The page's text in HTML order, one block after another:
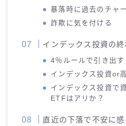
暴落時に過去のチャ
詐欺に気を付ける
インデックス投資の
4％ルールで引き出す
インデックス投資or
インデックス投資で
ETFはアリか？
直近の下落で不安に